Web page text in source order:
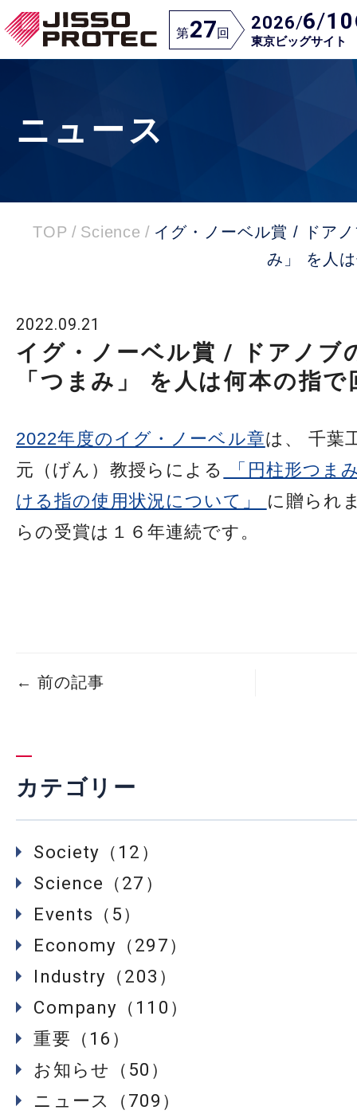
第27回 2026/6/10
東京ビッグサイト
ニュース
TOP / Science / イグ・ノーベル賞 / ドア
み」 を人
2022.09.21
イグ・ノーベル賞 / ドアノブ
「つまみ」 を人は何本の指
2022年度のイグ・ノーベル章は、 千葉
元（げん）教授らによる
「円柱形つま
ける指の使用状況について」 に贈られ
らの受賞は１６年連続です。
← 前の記事
カテゴリー
Society（12）
Science（27）
Events（5）
Economy（297）
Industry（203）
Company（110）
重要（16）
お知らせ（50）
ニュース（709）